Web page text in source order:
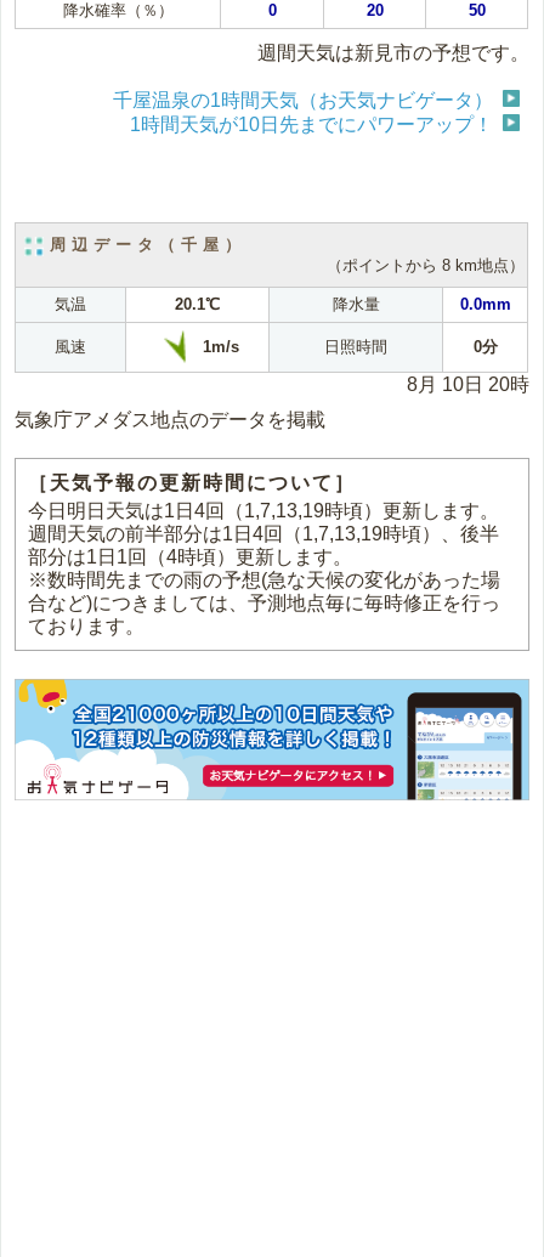
降水確率（％）
0 20 50
週間天気は新見市の予想です。
千屋温泉の1時間天気（お天気ナビゲータ）
1時間天気が10日先までにパワーアップ！
周辺データ（千屋）
（ポイントから 8 km地点）
気温 20.1℃ 降水量 0.0mm
風速 1m/s 日照時間 0分
8月 10日 20時
気象庁アメダス地点のデータを掲載
［天気予報の更新時間について］
今日明日天気は1日4回（1,7,13,19時頃）更新します。
週間天気の前半部分は1日4回（1,7,13,19時頃）、後半
部分は1日1回（4時頃）更新します。
※数時間先までの雨の予想(急な天候の変化があった場
合など)につきましては、予測地点毎に毎時修正を行っ
ております。